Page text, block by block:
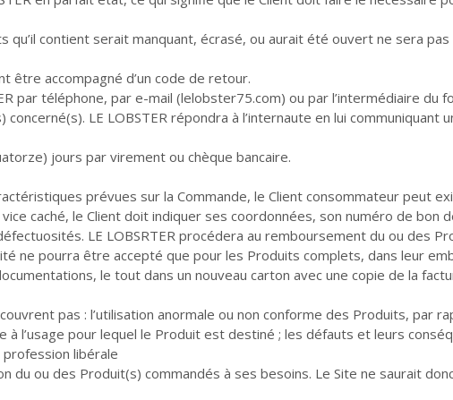
qu’il contient serait manquant, écrasé, ou aurait été ouvert ne sera
être accompagné d’un code de retour.
par téléphone, par e-mail (lelobster75.com) ou par l’intermédiaire du
LE LOBSTER répondra à l’internaute en lui
jours par virement ou chèque bancaire.
prévues sur la Commande, le Client consommateur peut
caché, le Client doit indiquer ses coordonnées, son numéro de bon
LE LOBSRTER procédera au remboursement du ou des
ne pourra être accepté que pour les Produits complets, dans leur
le tout dans un nouveau carton avec une copie de la
pas : l’utilisation anormale ou non conforme des Produits, par
à l’usage pour lequel le Produit est destiné ; les défauts et leurs
libérale
du ou des Produit(s) commandés à ses besoins. Le Site ne saurait